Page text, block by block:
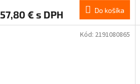
57,80 € s DPH Do košíka
Kód: 2191080865